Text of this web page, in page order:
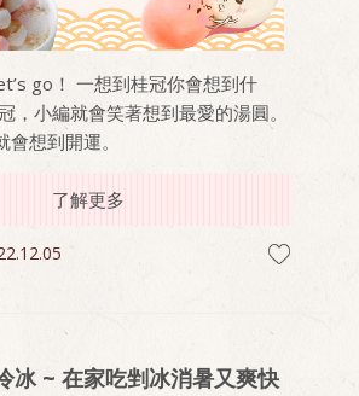
go！ 一想到桂冠你會想到什
，小編就會笑著想到最愛的湯圓。
想到開運。
了解更多
冰 ~ 在家吃剉冰消暑又爽快